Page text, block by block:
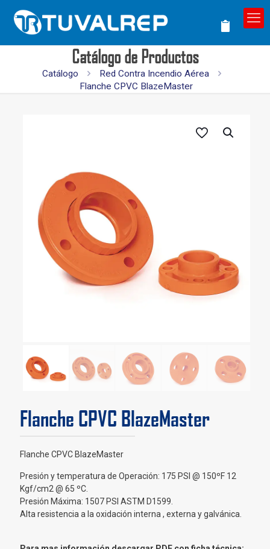
Catálogo de Productos
Catálogo
Red Contra Incendio Aérea
Flanche CPVC BlazeMaster
Flanche CPVC BlazeMaster
Flanche CPVC BlazeMaster
Presión y temperatura de Operación: 175 PSI @ 150ºF 12
Kgf/cm2 @ 65 ºC.
Presión Máxima: 1507 PSI ASTM D1599.
Alta resistencia a la oxidación interna , externa y galvánica.